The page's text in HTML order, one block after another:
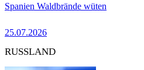
Spanien Waldbrände wüten
25.07.2026
RUSSLAND